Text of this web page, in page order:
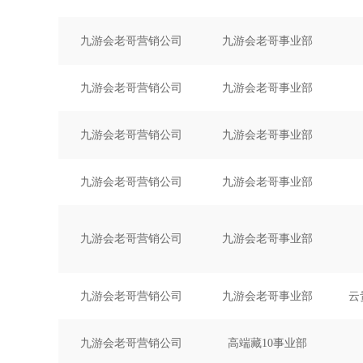
九游会老哥营销公司 九游会老哥事业部
九游会老哥营销公司 九游会老哥事业部
九游会老哥营销公司 九游会老哥事业部
九游会老哥营销公司 九游会老哥事业部
九游会老哥营销公司 九游会老哥事业部
九游会老哥营销公司 九游会老哥事业部 云
九游会老哥营销公司 高端藏10事业部